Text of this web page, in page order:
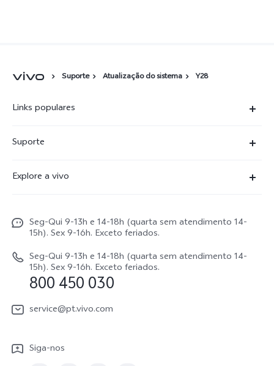
Suporte Atualização do sistema Y28
Links populares
X300Pro
V70
V70 FE
Watch GT 2
Suporte
Atualização do sistema
Manual do utilizador
Atualizar registo
Política de garantia
Explore a vivo
Carreiras ao vivo
Avisos legais
Sobre nós
Seg-Qui 9-13h e 14-18h (quarta sem atendimento 14-
15h). Sex 9-16h. Exceto feriados.
Seg-Qui 9-13h e 14-18h (quarta sem atendimento 14-
15h). Sex 9-16h. Exceto feriados.
800 450 030
service@pt.vivo.com
Siga-nos